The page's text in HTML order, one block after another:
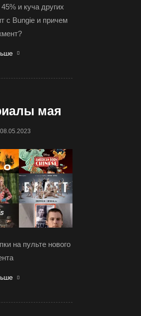
и куча других
с Bungie и причем
мая
08.05.2023
на пульте нового